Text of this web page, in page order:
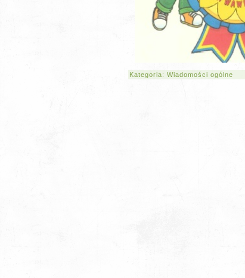
Kategoria: Wiadomości ogólne